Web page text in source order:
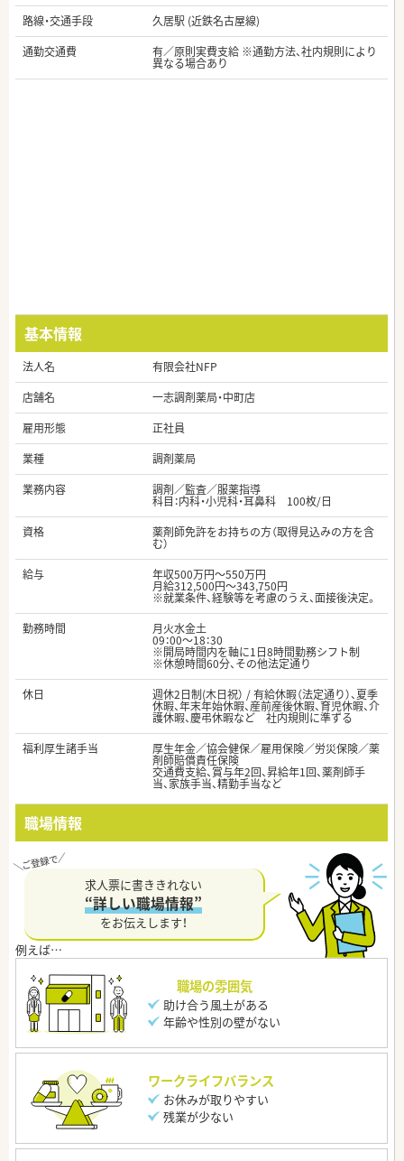
路線・交通手段
久居駅 (近鉄名古屋線)
通勤交通費
有／原則実費支給 ※通勤方法、社内規則により
異なる場合あり
基本情報
法人名
有限会社NFP
店舗名
一志調剤薬局・中町店
雇用形態
正社員
業種
調剤薬局
業務内容
調剤／監査／服薬指導
科目：内科・小児科・耳鼻科 100枚/日
資格
薬剤師免許をお持ちの方（取得見込みの方を含
む）
給与
年収500万円～550万円
月給312,500円～343,750円
※就業条件、経験等を考慮のうえ、面接後決定。
勤務時間
月火水金土
09：00～18：30
※開局時間内を軸に1日8時間勤務シフト制
※休憩時間60分、その他法定通り
休日
週休2日制(木日祝） / 有給休暇（法定通り）、夏季
休暇、年末年始休暇、産前産後休暇、育児休暇、介
護休暇、慶弔休暇など 社内規則に準ずる
福利厚生諸手当
厚生年金／協会健保／雇用保険／労災保険／薬
剤師賠償責任保険
交通費支給、賞与年2回、昇給年1回、薬剤師手
当、家族手当、精勤手当など
職場情報
求人票に書ききれない
“詳しい職場情報”
をお伝えします！
職場の雰囲気
助け合う風土がある
年齢や性別の壁がない
ワークライフバランス
お休みが取りやすい
残業が少ない